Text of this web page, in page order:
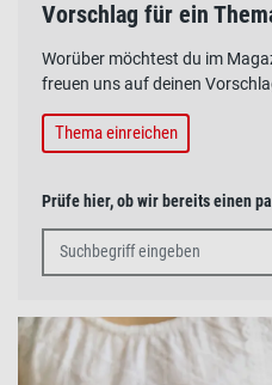
Vorschlag für ein
Worüber möchtest du im
freuen uns auf deinen
Thema einreichen
Prüfe hier, ob wir bereits einen